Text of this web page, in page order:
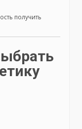
получить